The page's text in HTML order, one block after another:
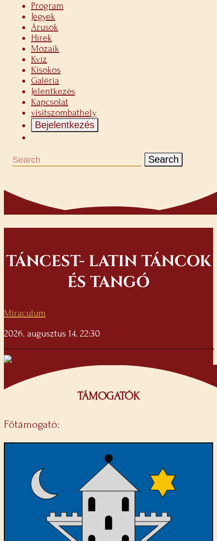
Program
Jegyek
Árusok
Hírek
Mozaik
Kvíz
Kisokos
Galéria
Jelentkezés
Kapcsolat
visitszombathely
Bejelentkezés
Search
TÁNCEST- LATIN TÁNCOK
ÉS TANGÓ
Miraculum
2026. augusztus 14. 22:30
TÁMOGATÓK
Főtámogató: